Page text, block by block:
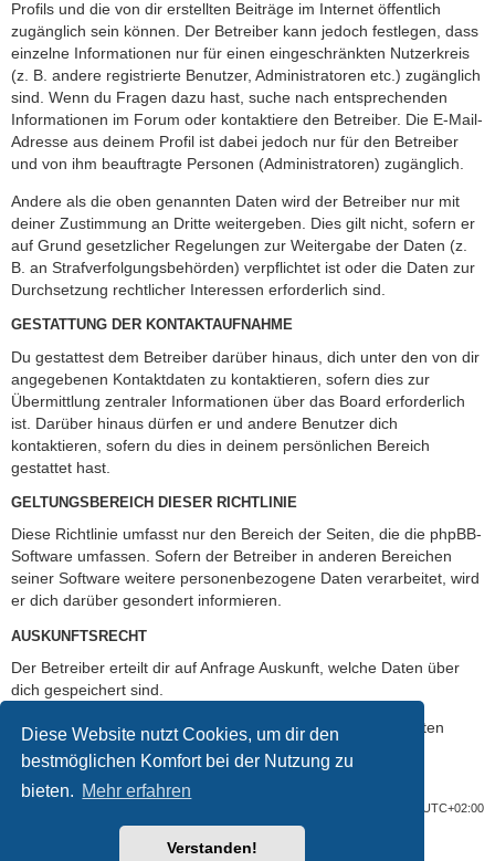
Diese Website nutzt Cookies, um dir den
bestmöglichen Komfort bei der Nutzung zu
bieten. Mehr erfahren
Verstanden!
Profils und die von dir erstellten Beiträge im Internet öffentlich
zugänglich sein können. Der Betreiber kann jedoch festlegen, dass
einzelne Informationen nur für einen eingeschränkten Nutzerkreis
(z. B. andere registrierte Benutzer, Administratoren etc.) zugänglich
sind. Wenn du Fragen dazu hast, suche nach entsprechenden
Informationen im Forum oder kontaktiere den Betreiber. Die E-Mail-
Adresse aus deinem Profil ist dabei jedoch nur für den Betreiber
und von ihm beauftragte Personen (Administratoren) zugänglich.
Andere als die oben genannten Daten wird der Betreiber nur mit
deiner Zustimmung an Dritte weitergeben. Dies gilt nicht, sofern er
auf Grund gesetzlicher Regelungen zur Weitergabe der Daten (z.
B. an Strafverfolgungsbehörden) verpflichtet ist oder die Daten zur
Durchsetzung rechtlicher Interessen erforderlich sind.
GESTATTUNG DER KONTAKTAUFNAHME
Du gestattest dem Betreiber darüber hinaus, dich unter den von dir
angegebenen Kontaktdaten zu kontaktieren, sofern dies zur
Übermittlung zentraler Informationen über das Board erforderlich
ist. Darüber hinaus dürfen er und andere Benutzer dich
kontaktieren, sofern du dies in deinem persönlichen Bereich
gestattet hast.
GELTUNGSBEREICH DIESER RICHTLINIE
Diese Richtlinie umfasst nur den Bereich der Seiten, die die phpBB-
Software umfassen. Sofern der Betreiber in anderen Bereichen
seiner Software weitere personenbezogene Daten verarbeitet, wird
er dich darüber gesondert informieren.
AUSKUNFTSRECHT
Der Betreiber erteilt dir auf Anfrage Auskunft, welche Daten über
dich gespeichert sind.
Du kannst jederzeit die Löschung bzw. Sperrung deiner Daten
verlangen. Kontaktiere hierzu bitte den Betreiber.
UTC+02:00
Powered byphpBB® Forum Software © phpBB Limited